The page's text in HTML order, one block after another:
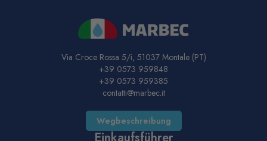
Via Croce Rossa 5/i, 51037 Montale (PT)
+39 0573 959848
+39 0573 959385
contatti@marbec.it
Wegbeschreibung
Einkaufsführer